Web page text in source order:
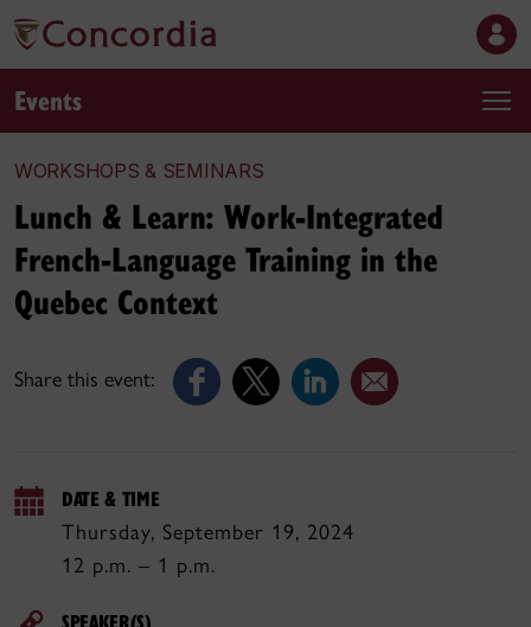
Events
WORKSHOPS & SEMINARS
Share this event:
Lunch & Learn: Work-Integrated
French-Language Training in the
Quebec Context
DATE & TIME
Thursday, September 19, 2024
12 p.m. – 1 p.m.